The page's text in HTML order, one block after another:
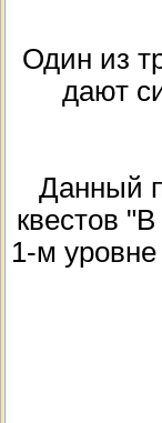
Один из
дают
Данный
квестов
1-м